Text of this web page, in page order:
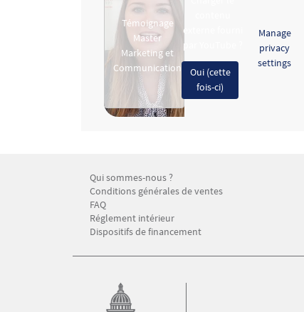
Témoignage
Master
Marketing et
Communication
externe fourni
par
Oui (cette
fois-ci)
Manage
privacy
settings
Menu Footer CFP 1
Qui sommes-nous ?
Conditions générales de ventes
FAQ
Réglement intérieur
Dispositifs de financement